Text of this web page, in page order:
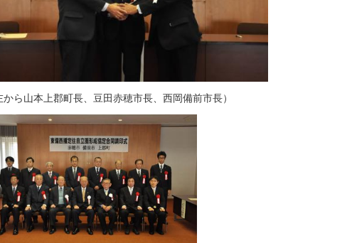
から山本上郡町長、豆田赤穂市長、西岡備前市長）